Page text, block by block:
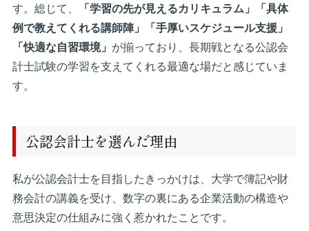
す。総じて、
「学習の先が見えるカリキュラム」「具体
例で教えてくれる講師陣」「手厚いスケジュール支援」
「快適な自習環境」 が揃っており、長期戦となる公認会
計士試験の学習を支えてくれる最適な場だと感じていま
す。
公認会計士を選んだ理由
私が公認会計士を目指したきっかけは、大学で簿記や財
務会計の講義を受け、数字の裏にある企業活動の構造や
意思決定の仕組みに強く惹かれたことです。